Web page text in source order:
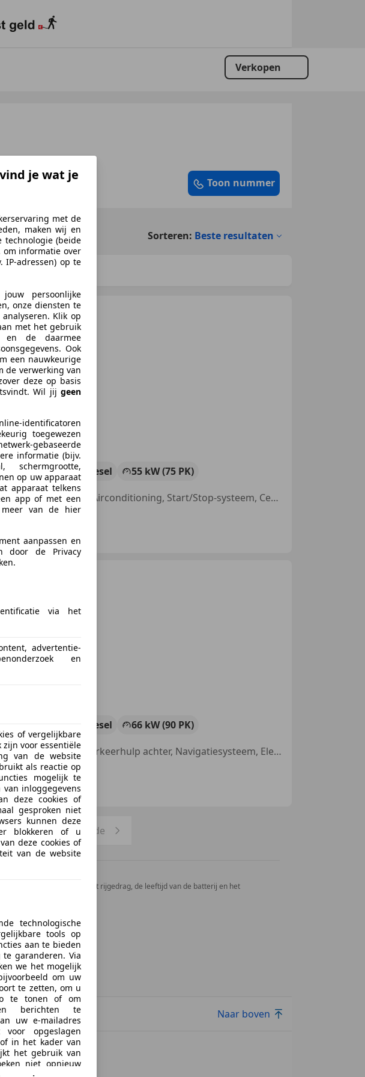
Verkopen
Toon nummer
Sorteren: Beste resultaten
208.605 km Diesel
55 kW (75 PK)
Schuifdeur links, Cruise control, Schuifdeur rechts, Boordcomputer, Airconditioning, Start/Stop-systeem, Centrale deurvergrendeling met afstandsbediening, Hill-Hold Control
Diesel
66 kW (90 PK)
Met onderhoudshistorie, Schuifdeur rechts, Zij-airbags, Trekhaak, Parkeerhulp achter, Navigatiesysteem, Electronic Stability Program, Elektrische ramen
1 Volgende
van de kilometerstand, het rijgedrag, de leeftijd van de batterij en het
Naar boven
je wat je
met de
maken wij en
technologie (beide
om informatie over
IP-adressen) op te
persoonlijke
onze diensten te
Klik op
met het gebruik
en de daarmee
Ook
een nauwkeurige
de verwerking van
deze op basis
Wil jij geen
identificatoren
toegewezen
gebaseerde
informatie (bijv.
schermgrootte,
op uw apparaat
apparaat telkens
app of met een
van de hier
aanpassen en
door de Privacy
via het
advertentie-
en
of vergelijkbare
voor essentiële
van de website
als reactie op
mogelijk te
inloggegevens
deze cookies of
gesproken niet
kunnen deze
blokkeren of u
deze cookies of
van de website
technologische
tools op
aan te bieden
garanderen. Via
we het mogelijk
om uw
te zetten, om u
te tonen of om
en berichten te
uw e-mailadres
opgeslagen
in het kader van
het gebruik van
niet opnieuw
wordt op gebruik